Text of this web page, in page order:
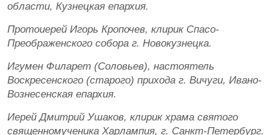
области, Кузнецкая епархия.
Протоиерей Игорь Кропочев, клирик Спасо-
Преображенского собора г. Новокузнецка.
Игумен Филарет (Соловьев), настоятель
Воскресенского (старого) прихода г. Вичуги, Ивано-
Вознесенская епархия.
Иерей Дмитрий Ушаков, клирик храма святого
священномученика Харлампия, г. Санкт-Петербург.